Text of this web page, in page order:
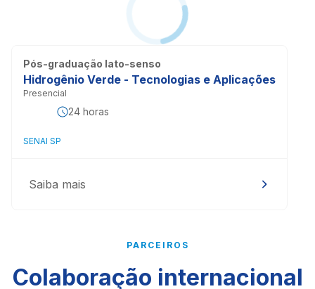
Pós-graduação lato-senso
Hidrogênio Verde - Tecnologias e Aplicações
Presencial
24 horas
SENAI SP
Saiba mais
PARCEIROS
Colaboração internacional